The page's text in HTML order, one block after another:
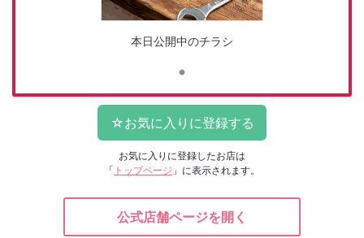
本日公開中のチラシ
お気に入りに登録したお店は
「 トップページ 」に表示されます。
公式店舗ページを開く